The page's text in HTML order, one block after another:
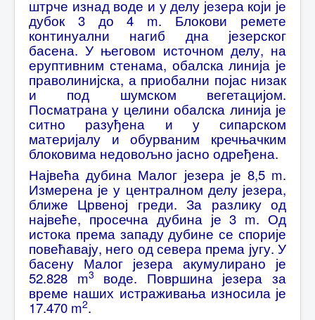
штрче изнад воде и у делу језера који је
дубок 3 до 4 m. Блокови ремете
континуални нагиб дна језерског
басена. У његовом источном делу, на
еруптивним стенама, обалска линија је
праволинијска, а приобални појас низак
и под шумском вегетацијом.
Посматрана у целини обалска линија је
ситно разуђена и у сипарском
материјалу и обурваним кречњачким
блоковима недовољно јасно одређена.
Највећа дубина Малог језера је 8,5 m.
Измерена је у централном делу језера,
ближе Црвеној греди. За разлику од
највеће, просечна дубина је 3 m. Од
истока према западу дубине се спорије
повећавају, него од севера према југу. У
басену Малог језера акумулирано је
52.828 m3
воде. Површина језера за
време наших истраживања износила је
17.470 m2.